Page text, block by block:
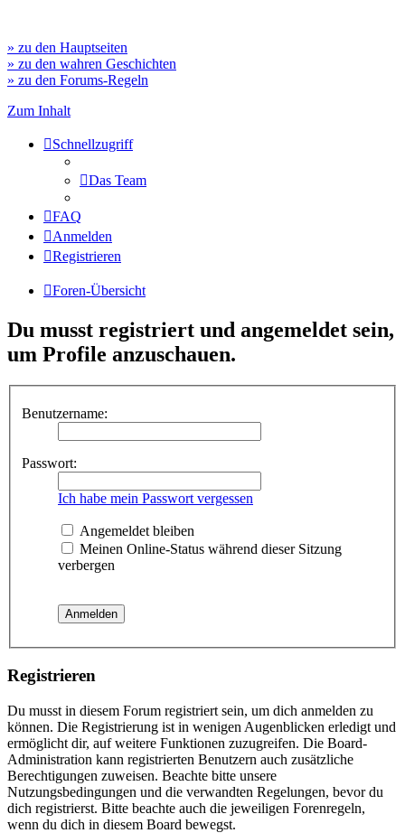
» zu den Hauptseiten
» zu den wahren Geschichten
» zu den Forums-Regeln
Zum Inhalt
Schnellzugriff
Das Team
FAQ
Anmelden
Registrieren
Foren-Übersicht
Du musst registriert und angemeldet sein,
um Profile anzuschauen.
Benutzername:
Passwort:
Ich habe mein Passwort vergessen
Angemeldet bleiben
Meinen Online-Status während dieser Sitzung
verbergen
Registrieren
Du musst in diesem Forum registriert sein, um dich anmelden zu
können. Die Registrierung ist in wenigen Augenblicken erledigt und
ermöglicht dir, auf weitere Funktionen zuzugreifen. Die Board-
Administration kann registrierten Benutzern auch zusätzliche
Berechtigungen zuweisen. Beachte bitte unsere
Nutzungsbedingungen und die verwandten Regelungen, bevor du
dich registrierst. Bitte beachte auch die jeweiligen Forenregeln,
wenn du dich in diesem Board bewegst.